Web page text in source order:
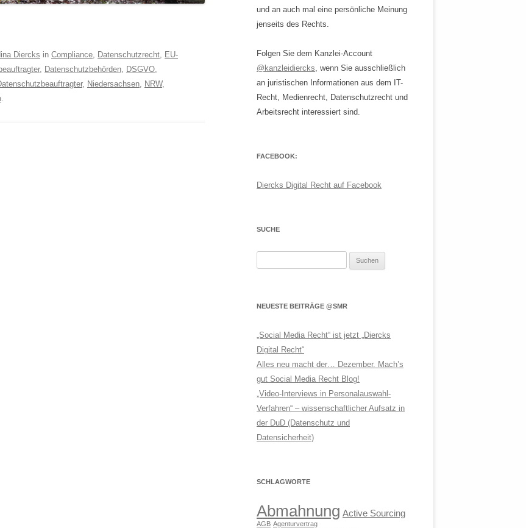
Diercks in Compliance Datenschutzrecht EU-
, Datenschutzbehörden DSGVO
, Niedersachsen NRW,
und an auch mal eine persönliche Meinung
jenseits des Rechts.
Folgen Sie dem Kanzlei-Account
@kanzleidiercks, wenn Sie ausschließlich
an juristischen Informationen aus dem IT-
Recht, Medienrecht, Datenschutzrecht und
Arbeitsrecht interessiert sind.
FACEBOOK:
Diercks Digital Recht auf Facebook
SUCHE
NEUESTE BEITRÄGE @SMR
„Social Media Recht“ ist jetzt „Diercks
Digital Recht“
Alles neu macht der… Dezember. Mach’s
gut Social Media Recht Blog!
„Video-Interviews in Personalauswahl-
Verfahren“ – wissenschaftlicher Aufsatz in
der DuD (Datenschutz und
Datensicherheit)
SCHLAGWORTE
Abmahnung Active Sourcing
AGB Agenturvertrag